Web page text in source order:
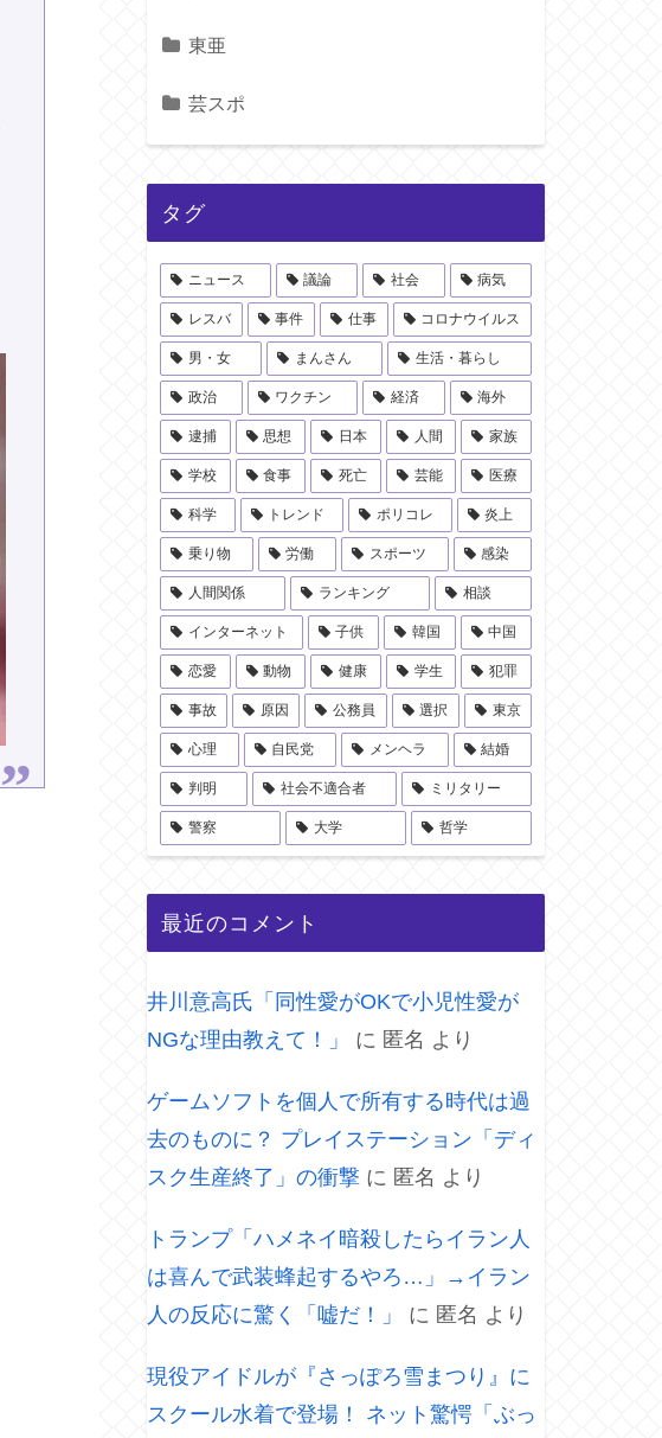
東亜
芸スポ
タグ
ニュース 議論 社会 病気
レスバ 事件 仕事 コロナウイルス
男・女 まんさん 生活・暮らし
政治 ワクチン 経済 海外
逮捕 思想 日本 人間 家族
学校 食事 死亡 芸能 医療
科学 トレンド ポリコレ 炎上
乗り物 労働 スポーツ 感染
人間関係 ランキング 相談
インターネット 子供 韓国 中国
恋愛 動物 健康 学生 犯罪
事故 原因 公務員 選択 東京
心理 自民党 メンヘラ 結婚
判明 社会不適合者 ミリタリー
警察 大学 哲学
最近のコメント
井川意高氏「同性愛がOKで小児性愛が
NGな理由教えて！」
に 匿名 より
ゲームソフトを個人で所有する時代は過
去のものに？ プレイステーション「ディ
スク生産終了」の衝撃 に 匿名 より
トランプ「ハメネイ暗殺したらイラン人
は喜んで武装蜂起するやろ…」→イラン
人の反応に驚く「嘘だ！」
に 匿名 より
現役アイドルが『さっぽろ雪まつり』に
スクール水着で登場！ ネット驚愕「ぶっ